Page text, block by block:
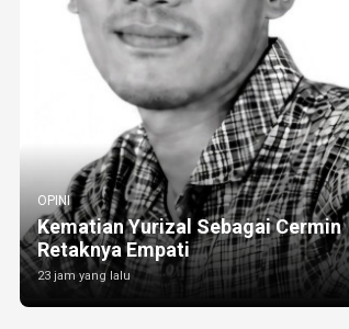
OPINI
Kematian Yurizal Sebagai Cermin
Retaknya Empati
23 jam yang lalu